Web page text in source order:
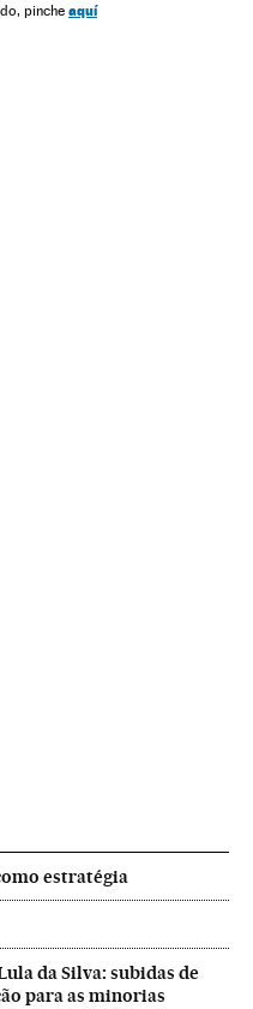
pinche aquí
estratégia
da Silva: subidas de
para as minorias